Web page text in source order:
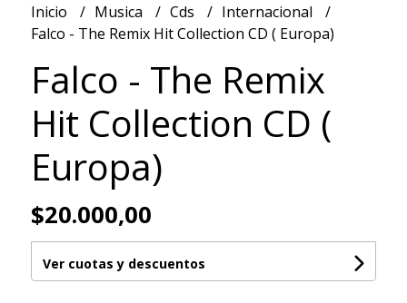
Inicio Musica Cds
Internacional
Falco - The Remix Hit Collection CD ( Europa)
Falco - The Remix
Hit Collection CD (
Europa)
$20.000,00
Ver cuotas y descuentos